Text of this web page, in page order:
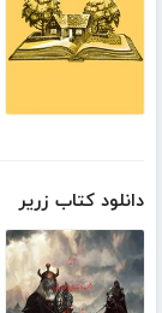
دانلود کتاب زریر